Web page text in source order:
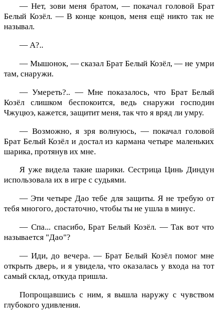
— Нет, зови меня братом, — покачал головой Брат
Белый Козёл. — В конце концов, меня ещё никто так не
называл.
— А?..
— Мышонок, — сказал Брат Белый Козёл, — не умри
там, снаружи.
— Умереть?.. — Мне показалось, что Брат Белый
Козёл слишком беспокоится, ведь снаружи господин
Чжуцюэ, кажется, защитит меня, так что я вряд ли умру.
— Возможно, я зря волнуюсь, — покачал головой
Брат Белый Козёл и достал из кармана четыре маленьких
шарика, протянув их мне.
Я уже видела такие шарики. Сестрица Цинь Диндун
использовала их в игре с судьями.
— Эти четыре Дао тебе для защиты. Я не требую от
тебя многого, достаточно, чтобы ты не ушла в минус.
— Спа... спасибо, Брат Белый Козёл. — Так вот что
называется "Дао"?
— Иди, до вечера. — Брат Белый Козёл помог мне
открыть дверь, и я увидела, что оказалась у входа на тот
самый склад, откуда пришла.
Попрощавшись с ним, я вышла наружу с чувством
глубокого удивления.